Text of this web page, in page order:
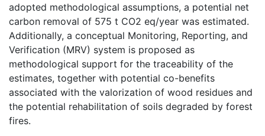
adopted methodological assumptions, a potential net
carbon removal of 575 t CO2 eq/year was estimated.
Additionally, a conceptual Monitoring, Reporting, and
Verification (MRV) system is proposed as
methodological support for the traceability of the
estimates, together with potential co-benefits
associated with the valorization of wood residues and
the potential rehabilitation of soils degraded by forest
fires.